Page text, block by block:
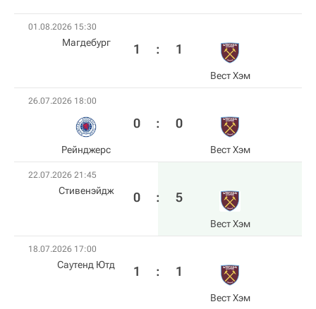
01.08.2026 15:30
Магдебург 1 : 1
Вест Хэм
26.07.2026 18:00
Рейнджерс
0 : 0
Вест Хэм
22.07.2026 21:45
Стивенэйдж 0 : 5
Вест Хэм
18.07.2026 17:00
Саутенд Ютд 1 : 1
Вест Хэм